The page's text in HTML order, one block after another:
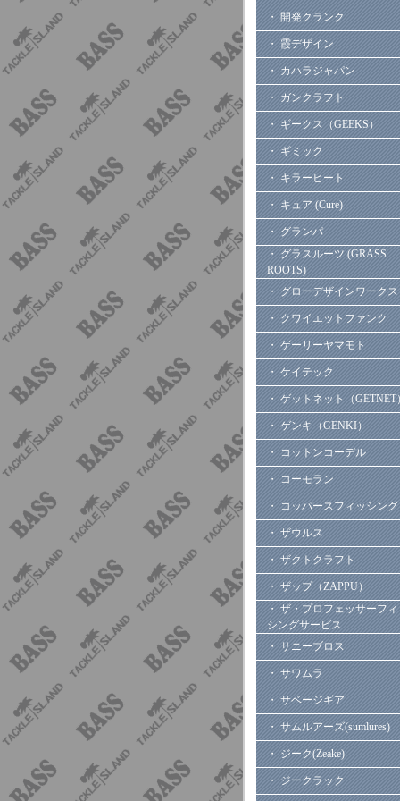
・ 開発クランク
・ 霞デザイン
・ カハラジャパン
・ ガンクラフト
・ ギークス（GEEKS）
・ ギミック
・ キラーヒート
・ キュア (Cure)
・ グランパ
・ グラスルーツ (GRASS
ROOTS)
・ グローデザインワークス
・ クワイエットファンク
・ ゲーリーヤマモト
・ ケイテック
・ ゲットネット（GETNET
・ ゲンキ（GENKI）
・ コットンコーデル
・ コーモラン
・ コッパースフィッシング
・ ザウルス
・ ザクトクラフト
・ ザップ（ZAPPU）
・ ザ・プロフェッサーフ
シングサービス
・ サニーブロス
・ サワムラ
・ サベージギア
・ サムルアーズ(sumlures)
・ ジーク(Zeake)
・ ジークラック